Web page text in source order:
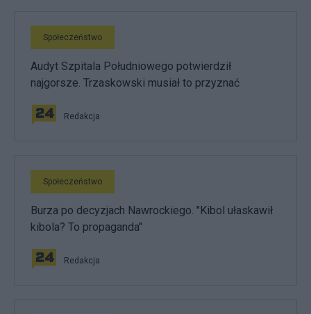
Społeczeństwo
Audyt Szpitala Południowego potwierdził
najgorsze. Trzaskowski musiał to przyznać
Redakcja
Społeczeństwo
Burza po decyzjach Nawrockiego. "Kibol ułaskawił
kibola? To propaganda"
Redakcja